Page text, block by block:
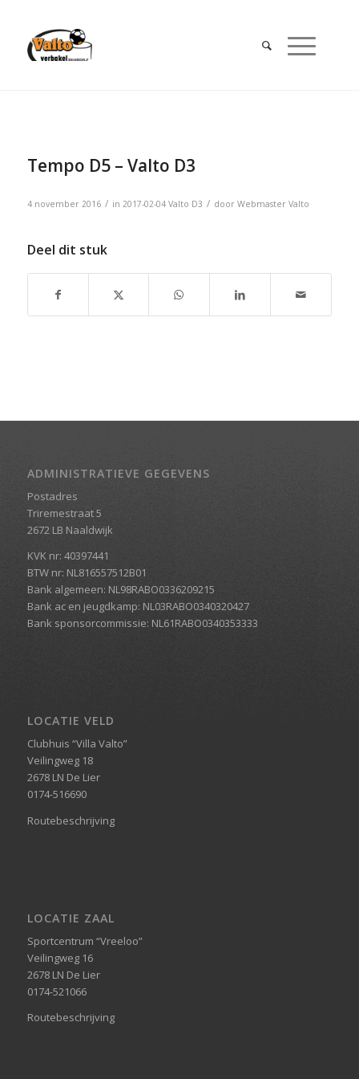
Tempo D5 – Valto D3
4 november 2016 / in 2017-02-04 Valto D3 / door Webmaster Valto
Deel dit stuk
ADMINISTRATIEVE GEGEVENS
Postadres
Triremestraat 5
2672 LB Naaldwijk
KVK nr: 40397441
BTW nr: NL816557512B01
Bank algemeen: NL98RABO0336209215
Bank ac en jeugdkamp: NL03RABO0340320427
Bank sponsorcommissie: NL61RABO0340353333
LOCATIE VELD
Clubhuis “Villa Valto”
Veilingweg 18
2678 LN De Lier
0174-516690
Routebeschrijving
LOCATIE ZAAL
Sportcentrum “Vreeloo”
Veilingweg 16
2678 LN De Lier
0174-521066
Routebeschrijving